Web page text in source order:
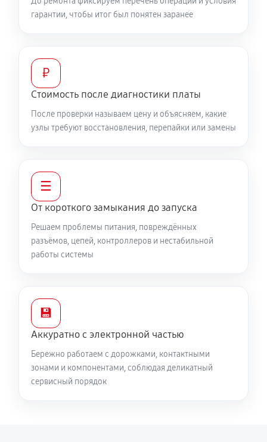
гарантии, чтобы итог был понятен заранее
₽
Стоимость после диагностики платы
После проверки называем цену и объясняем, какие
узлы требуют восстановления, перепайки или замены
☰
От короткого замыкания до запуска
Решаем проблемы питания, повреждённых
разъёмов, цепей, контроллеров и нестабильной
работы системы
💾
Аккуратно с электронной частью
Бережно работаем с дорожками, контактными
зонами и компонентами, соблюдая деликатный
сервисный порядок